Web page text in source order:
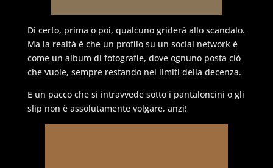
Di certo, prima o poi, qualcuno griderà allo scandalo.
Ma la realtà è che un profilo su un social network è
come un album di fotografie, dove ognuno posta ciò
che vuole, sempre restando nei limiti della decenza.
E un pacco che si intravvede sotto i pantaloncini o gli
slip non è assolutamente volgare, anzi!